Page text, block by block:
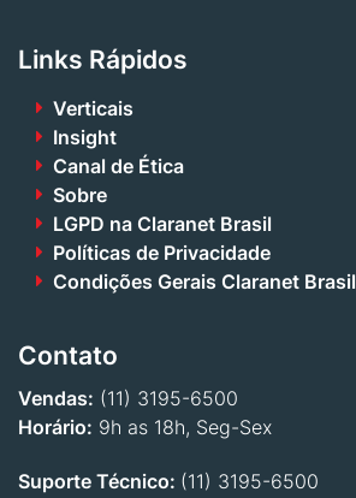
Links Rápidos
Verticais
Insight
Canal de Ética
Sobre
LGPD na Claranet Brasil
Políticas de Privacidade
Condições Gerais Claranet Brasil
Contato
Vendas: (11) 3195-6500
Horário: 9h as 18h, Seg-Sex
Suporte Técnico: (11) 3195-6500